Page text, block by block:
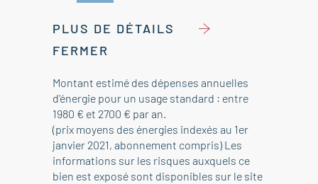
PLUS DE DÉTAILS
FERMER
Montant estimé des dépenses annuelles
d'énergie pour un usage standard : entre
1980 € et 2700 € par an.
(prix moyens des énergies indexés au 1er
janvier 2021, abonnement compris) Les
informations sur les risques auxquels ce
bien est exposé sont disponibles sur le site